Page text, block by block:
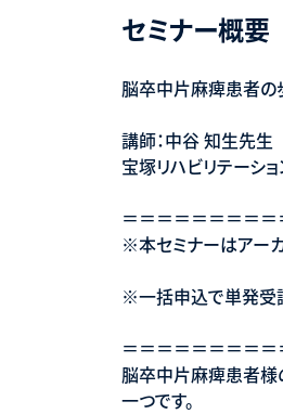
セミナー概要
脳卒中片麻痺患者の
講師：中谷 知生先生
宝塚リハビリテー
＝＝＝＝＝＝＝＝
※本セミナーはアー
※一括申込で単発受
＝＝＝＝＝＝＝＝＝
脳卒中片麻痺患者様
一つです。